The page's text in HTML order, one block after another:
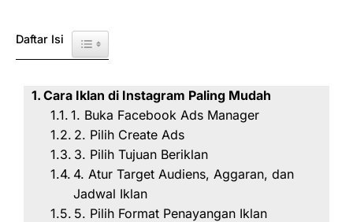
Daftar Isi Toggle Table of Content
Cara Iklan di Instagram Paling Mudah
1. Buka Facebook Ads Manager
2. Pilih Create Ads
3. Pilih Tujuan Beriklan
4. Atur Target Audiens, Aggaran, dan
Jadwal Iklan
5. Pilih Format Penayangan Iklan